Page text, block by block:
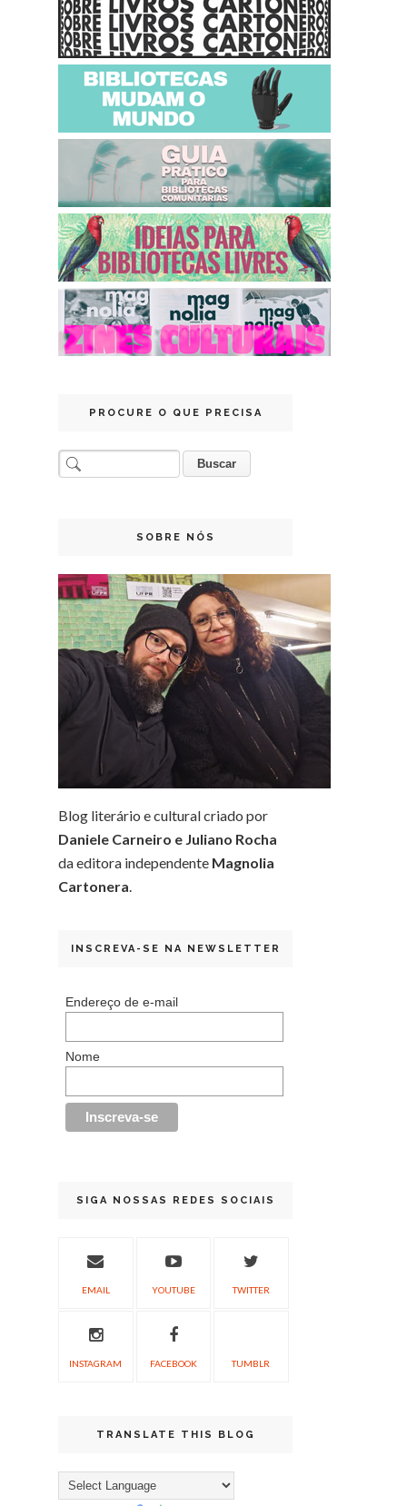
PROCURE O QUE PRECISA
SOBRE NÓS
Blog literário e cultural criado por
Daniele Carneiro e Juliano Rocha
da editora independente Magnolia
Cartonera.
INSCREVA-SE NA NEWSLETTER
Endereço de e-mail
Nome
SIGA NOSSAS REDES SOCIAIS
EMAIL YOUTUBE TWITTER
INSTAGRAM FACEBOOK TUMBLR
TRANSLATE THIS BLOG